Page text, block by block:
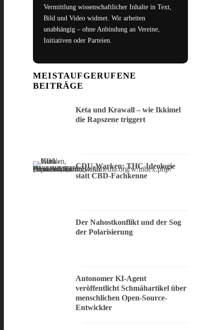
Vermittlung wissenschaftlicher Inhalte in Text,
Bild und Video widmet. Wir arbeiten
unabhängig – ohne Anbindung an Vereine,
Initiativen oder Parteien.
MEISTAUFGERUFENE
BEITRÄGE
Keta und Krawall – wie Ikkimel
die Rapszene triggert
CDU-Warken: THC-Ideologie
statt CBD-Fachkenne
Der Nahostkonflikt und der Sog
der Polarisierung
Autonomer KI-Agent
veröffentlicht Schmähartikel über
menschlichen Open-Source-
Entwickler